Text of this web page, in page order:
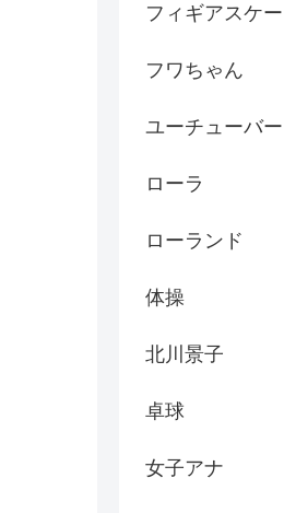
フィギアスケー
フワちゃん
ユーチューバー
ローラ
ローランド
体操
北川景子
卓球
女子アナ